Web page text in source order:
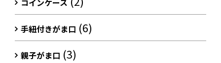
コインケース
手紐付きがま口 (6)
親子がま口 (3)